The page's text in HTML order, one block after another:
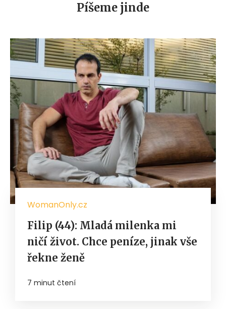
Píšeme jinde
WomanOnly.cz
Filip (44): Mladá milenka mi
ničí život. Chce peníze, jinak vše
řekne ženě
7 minut čtení